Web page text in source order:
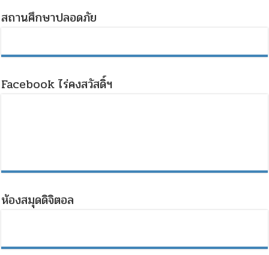
สถานศึกษาปลอดภัย
Facebook ไร่คงสวัสดิ์ฯ
ห้องสมุดดิจิตอล